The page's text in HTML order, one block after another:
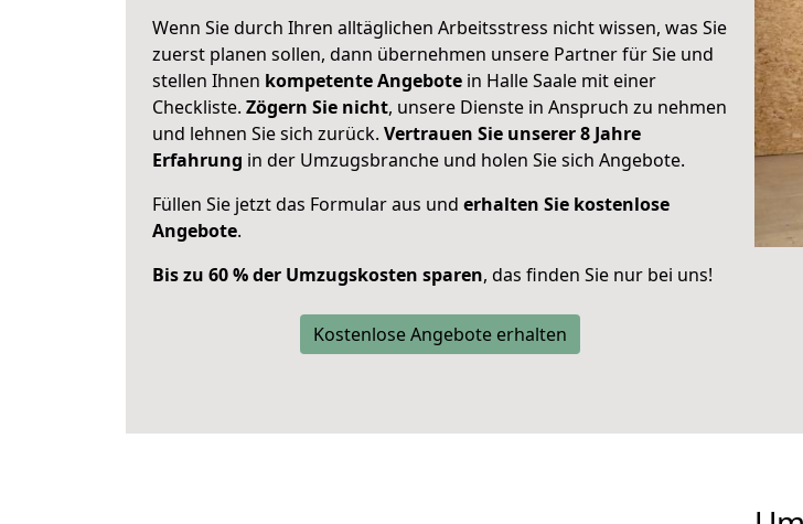
Wenn Sie durch Ihren alltäglichen Arbeitsstress nicht wissen, was Sie
zuerst planen sollen, dann übernehmen unsere Partner für Sie und
stellen Ihnen kompetente Angebote in Halle Saale mit einer
Checkliste. Zögern Sie nicht, unsere Dienste in Anspruch zu nehmen
und lehnen Sie sich zurück. Vertrauen Sie unserer 8 Jahre
Erfahrung in der Umzugsbranche und holen Sie sich Angebote.
Füllen Sie jetzt das Formular aus und erhalten Sie kostenlose
Angebote.
Bis zu 60 % der Umzugskosten sparen, das finden Sie nur bei uns!
Kostenlose Angebote erhalten